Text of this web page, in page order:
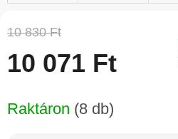
10 830 Ft
10 071 Ft
Raktáron (8 db)